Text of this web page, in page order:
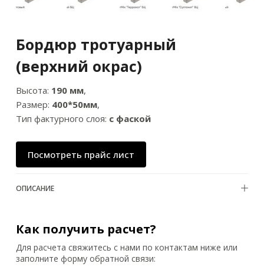
Бордюр тротуарный
(верхний окрас)
Высота: 190 мм,
Размер: 400*50мм,
Тип фактурного слоя: с фаской
Посмотреть прайс лист
ОПИСАНИЕ
Как получить расчет?
Для расчета свяжитесь с нами по контактам ниже или
заполните форму обратной связи: